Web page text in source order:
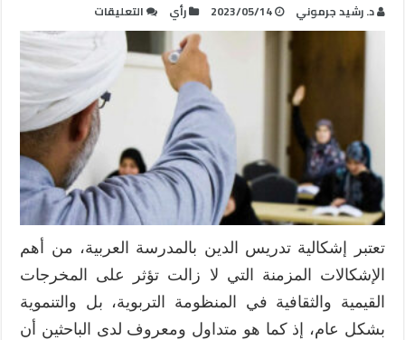
د. رشيد جرموني 2023/05/14 رأي التعليقات
إشكالية
الدين
بالمدرسة
العربية
:
ملاحظات
ومداخل
للنقد
والاستشراف
مغلقة
تعتبر إشكالية تدريس الدين بالمدرسة العربية، من أهم
الإشكالات المزمنة التي لا زالت تؤثر على المخرجات
القيمية والثقافية في المنظومة التربوية، بل والتنموية
بشكل عام، إذ كما هو متداول ومعروف لدى الباحثين أن